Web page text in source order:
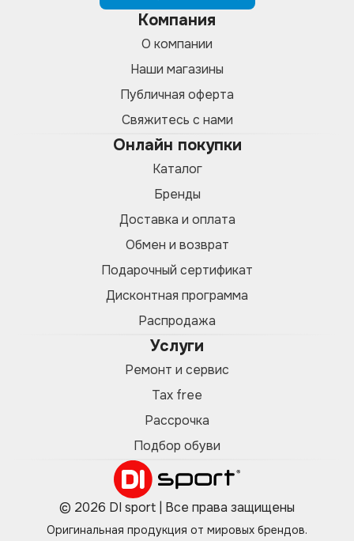
Компания
О компании
Наши магазины
Публичная оферта
Свяжитесь с нами
Онлайн покупки
Каталог
Бренды
Доставка и оплата
Обмен и возврат
Подарочный сертификат
Дисконтная программа
Распродажа
Услуги
Ремонт и сервис
Tax free
Рассрочка
Подбор обуви
© 2026 DI sport | Все права защищены
Оригинальная продукция от мировых брендов.